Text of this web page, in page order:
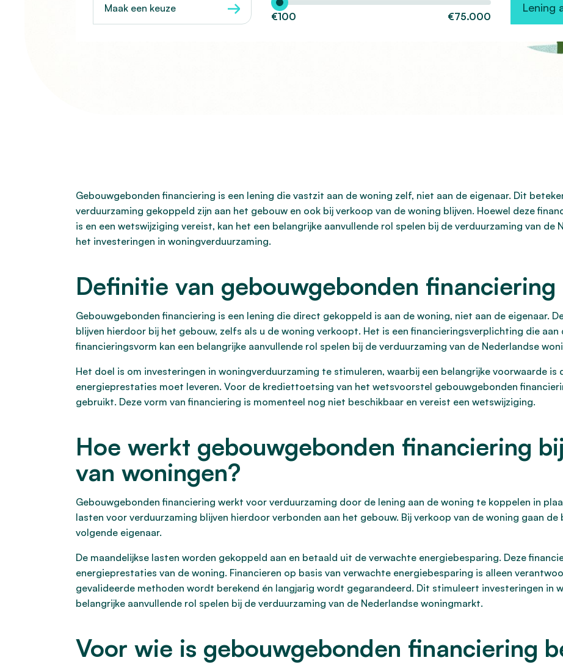
Maak een keuze
€100 €75.000
Lening
Gebouwgebonden financiering is een lening die vastzit aan de woning zelf, niet aan de eigenaar. Dit
verduurzaming gekoppeld zijn aan het gebouw en ook bij verkoop van de woning blijven. Hoewel deze
is en een wetswijziging vereist, kan het een belangrijke aanvullende rol spelen bij de verduurzaming van
het investeringen in woningverduurzaming.
Definitie van gebouwgebonden financiering
Gebouwgebonden financiering is een lening die direct gekoppeld is aan de woning, niet aan de eigenaar.
blijven hierdoor bij het gebouw, zelfs als u de woning verkoopt. Het is een financieringsverplichting die aan
financieringsvorm kan een belangrijke aanvullende rol spelen bij de verduurzaming van de Nederlandse
Het doel is om investeringen in woningverduurzaming te stimuleren, waarbij een belangrijke voorwaarde
energieprestaties moet leveren. Voor de krediettoetsing van het wetsvoorstel gebouwgebonden
gebruikt. Deze vorm van financiering is momenteel nog niet beschikbaar en vereist een wetswijziging.
Hoe werkt gebouwgebonden financiering
van woningen?
Gebouwgebonden financiering werkt voor verduurzaming door de lening aan de woning te koppelen in
lasten voor verduurzaming blijven hierdoor verbonden aan het gebouw. Bij verkoop van de woning gaan
volgende eigenaar.
De maandelijkse lasten worden gekoppeld aan en betaald uit de verwachte energiebesparing. Deze
energieprestaties van de woning. Financieren op basis van verwachte energiebesparing is alleen
gevalideerde methoden wordt berekend én langjarig wordt gegarandeerd. Dit stimuleert investeringen in
belangrijke aanvullende rol spelen bij de verduurzaming van de Nederlandse woningmarkt.
Voor wie is gebouwgebonden financiering